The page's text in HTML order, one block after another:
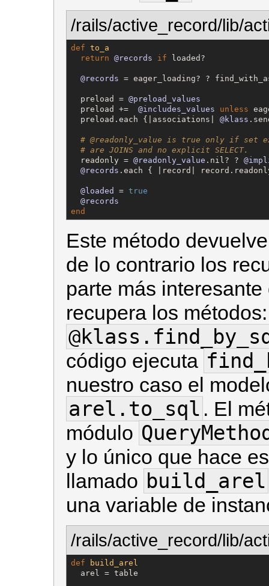
/rails/active_record/lib/
def to_a
return @records if loaded?
@records = eager_loading? ?
  preload =
@preload_values
  preload +=
@includes_values unless
  preload.each {|associations|
@klass
# @readonly_value is true only if
# are JOINS and no explicit SELECT.
  readonly =
@readonly_value .nil? ?
@records .each { |record|
@loaded = true
@records
end
Este método
de lo contrario los
parte más
recupera los métodos:
código ejecuta
nuestro caso el
arel.to_sql . El
módulo
y lo único que hace
llamado build_arel
una variable de
/rails/active_record/lib/
def
build_arel
  arel = table